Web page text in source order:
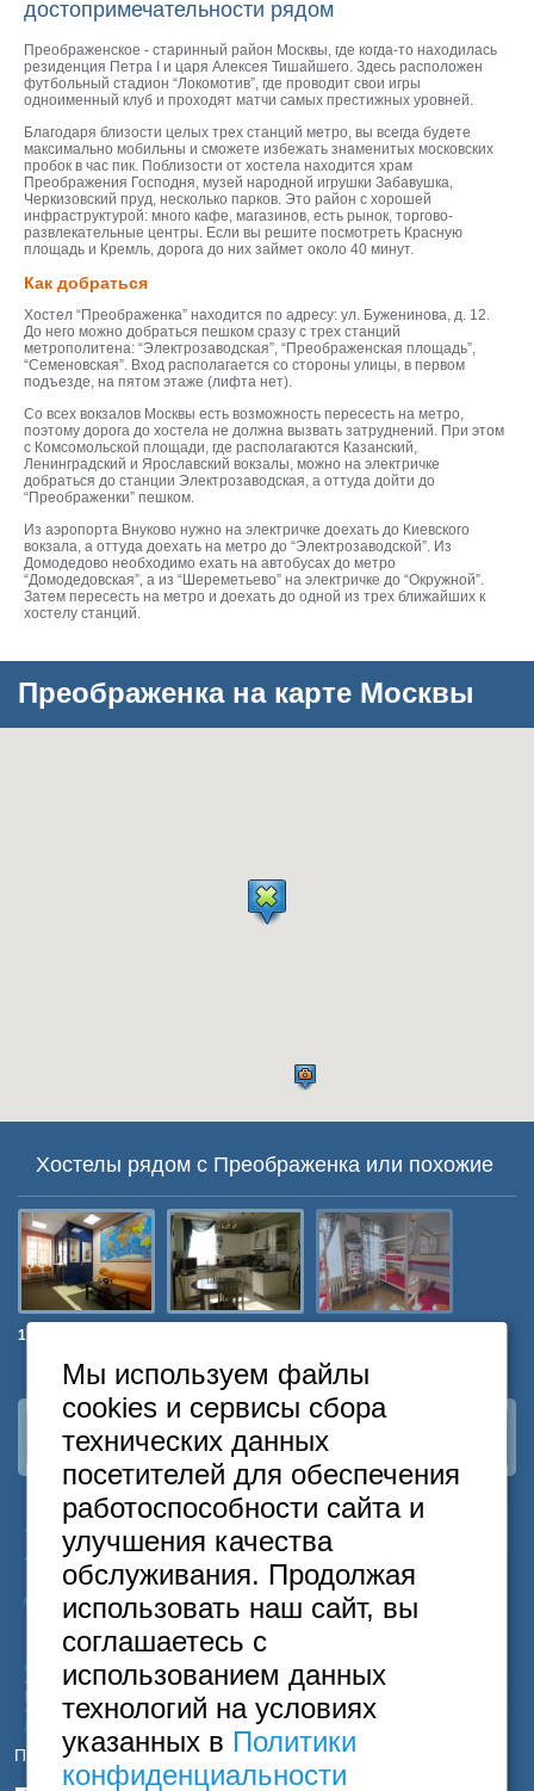
достопримечательности рядом
Преображенское - старинный район Москвы, где когда-то находилась
резиденция Петра I и царя Алексея Тишайшего. Здесь расположен
футбольный стадион “Локомотив”, где проводит свои игры
одноименный клуб и проходят матчи самых престижных уровней.
Благодаря близости целых трех станций метро, вы всегда будете
максимально мобильны и сможете избежать знаменитых московских
пробок в час пик. Поблизости от хостела находится храм
Преображения Господня, музей народной игрушки Забавушка,
Черкизовский пруд, несколько парков. Это район с хорошей
инфраструктурой: много кафе, магазинов, есть рынок, торгово-
развлекательные центры. Если вы решите посмотреть Красную
площадь и Кремль, дорога до них займет около 40 минут.
Как добраться
Хостел “Преображенка” находится по адресу: ул. Буженинова, д. 12.
До него можно добраться пешком сразу с трех станций
метрополитена: “Электрозаводская”, “Преображенская площадь”,
“Семеновская”. Вход располагается со стороны улицы, в первом
подъезде, на пятом этаже (лифта нет).
Со всех вокзалов Москвы есть возможность пересесть на метро,
поэтому дорога до хостела не должна вызвать затруднений. При этом
с Комсомольской площади, где располагаются Казанский,
Ленинградский и Ярославский вокзалы, можно на электричке
добраться до станции Электрозаводская, а оттуда дойти до
“Преображенки” пешком.
Из аэропорта Внуково нужно на электричке доехать до Киевского
вокзала, а оттуда доехать на метро до “Электрозаводской”. Из
Домодедово необходимо ехать на автобусах до метро
“Домодедовская”, а из “Шереметьево” на электричке до “Окружной”.
Затем пересесть на метро и доехать до одной из трех ближайших к
хостелу станций.
Преображенка на карте Москвы
Хостелы рядом с Преображенка или похожие
1 Мая
Наша группа ВКонтакте
Москва
Санкт-Петербург
Бесплатный
+7 495 646-74-40
+7 812
418-22-18
8 800 222-58-32
© 2015 Hostels of Moscow. Все права защищены.
Согласие на обработку персональных данных
Политика конфиденциальности
Договор оферты
Принимаем к оплате
Мы используем файлы
cookies и сервисы сбора
технических данных
посетителей для обеспечения
работоспособности сайта и
улучшения качества
обслуживания. Продолжая
использовать наш сайт, вы
соглашаетесь с
использованием данных
технологий на условиях
указанных в Политики
конфиденциальности